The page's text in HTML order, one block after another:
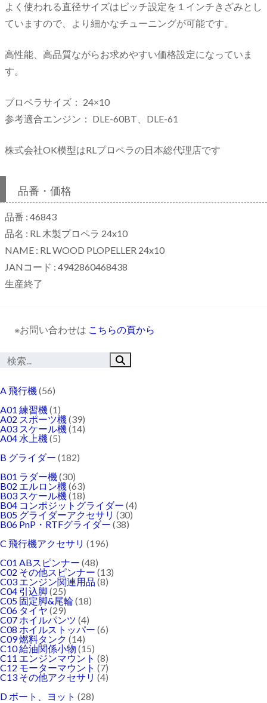
よく使われる直径サイズはピッチ設定を１インチきざみとし
ていますので、より細かなチューニングが可能です。
高性能、高品質ながらお求めやすい価格設定になっていま
す。
プロペラサイズ： 24×10
参考適合エンジン： DLE-60BT、DLE-61
株式会社OK模型はRLプロペラの日本総代理店です
品番・価格
品番 : 46843
品名 : RL 木製プロペラ 24x10
NAME : RL WOOD PLOPELLER 24x10
JANコード : 4942860468438
生産終了
※お問い合わせは こちらの頁から
A 飛行機(56)
A01 練習機(1)
A02 スポーツ機(39)
A03 スケール機(14)
A04 水上機(5)
B グライダー (182)
B01 ラダー機(30)
B02 エルロン機(63)
B03 スケール機(18)
B04 コンポジットグライダー (4)
B05 グライダーアクセサリ (30)
B06 PnP・RTFグライダー (38)
C 飛行機アクセサリ (196)
C01 ABスピンナー (48)
C02 その他スピンナー (13)
C03 エンジン関連用品 (8)
C04 引込脚 (25)
C05 固定脚&尾輪(18)
C06 タイヤ (29)
C07 ホイルパンツ (4)
C08 ホイルストッパー (6)
C09 燃料タンク (14)
C10 給油関係小物 (15)
C11 エンジンマウント (8)
C12 モーターマウント (7)
C13 その他アクセサリ (4)
D ボート、ヨット (28)